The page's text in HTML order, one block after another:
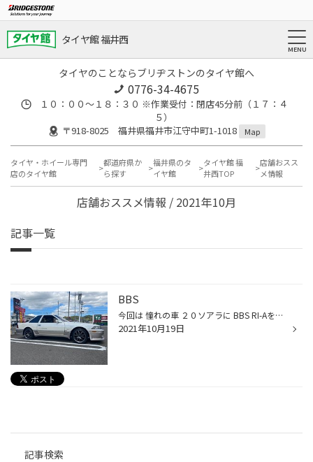
タイヤ館 福井西
タイヤのことならブリヂストンのタイヤ館へ
0776-34-4675
１０：００～１８：３０ ※作業受付：閉店45分前（１７：４
５）
〒918-8025 福井県福井市江守中町1-1018
Map
タイヤ・ホイール専門
店のタイヤ館
都道府県か
ら探す
福井県のタ
イヤ館
タイヤ館 福
井西TOP
店舗おスス
メ情報
店舗おススメ情報 / 2021年10月
記事一覧
BBS
今回は 憧れの車 ２０ソアラに BBS RI-Aを装着させて頂きました。 想像以上にかっこよくて、しばらく見とれてしまいました。 お買い上げありがとうございました。
2021年10月19日
記事検索